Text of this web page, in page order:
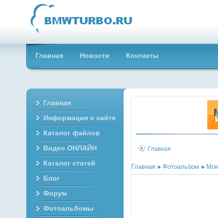
Главная Новости Контакты
Главная
Главная» Фотоальбом »
Главная
Информация о сайте
Каталог файлов
Видео ОНЛАЙН
Каталог статей
Блог
Форум
Фотоальбомы